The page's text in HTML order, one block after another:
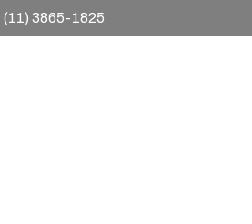
(11) 3865-1825